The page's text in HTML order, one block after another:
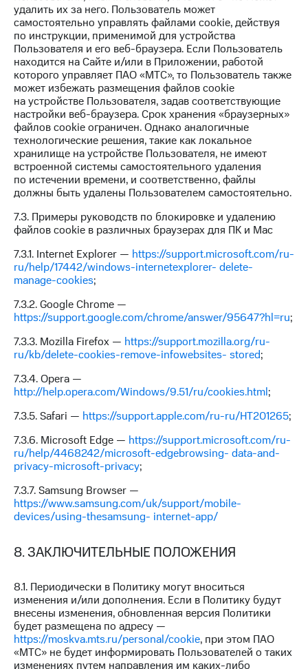
удалить их за него. Пользователь может
самостоятельно управлять файлами cookie, действуя
по инструкции, применимой для устройства
Пользователя и его веб-браузера. Если Пользователь
находится на Сайте и/или в Приложении, работой
которого управляет ПАО «МТС», то Пользователь также
может избежать размещения файлов cookie
на устройстве Пользователя, задав соответствующие
настройки веб-браузера. Срок хранения «браузерных»
файлов cookie ограничен. Однако аналогичные
технологические решения, такие как локальное
хранилище на устройстве Пользователя, не имеют
встроенной системы самостоятельного удаления
по истечении времени, и соответственно, файлы
должны быть удалены Пользователем самостоятельно.
7.3. Примеры руководств по блокировке и удалению
файлов cookie в различных браузерах для ПК и Mac
7.3.1. Internet Explorer — https://support.microsoft.com/ru-
ru/help/17442/windows-internetexplorer- delete-
manage-cookies;
7.3.2. Google Chrome —
https://support.google.com/chrome/answer/95647?hl=ru;
7.3.3. Mozilla Firefox — https://support.mozilla.org/ru-
ru/kb/delete-cookies-remove-infowebsites- stored;
7.3.4. Opera —
http://help.opera.com/Windows/9.51/ru/cookies.html;
7.3.5. Safari — https://support.apple.com/ru-ru/HT201265;
7.3.6. Microsoft Edge — https://support.microsoft.com/ru-
ru/help/4468242/microsoft-edgebrowsing- data-and-
privacy-microsoft-privacy;
7.3.7. Samsung Browser —
https://www.samsung.com/uk/support/mobile-
devices/using-thesamsung- internet-app/
8. ЗАКЛЮЧИТЕЛЬНЫЕ ПОЛОЖЕНИЯ
8.1. Периодически в Политику могут вноситься
изменения и/или дополнения. Если в Политику будут
внесены изменения, обновленная версия Политики
будет размещена по адресу —
https://moskva.mts.ru/personal/cookie, при этом ПАО
«МТС» не будет информировать Пользователей о таких
изменениях путем направления им каких-либо